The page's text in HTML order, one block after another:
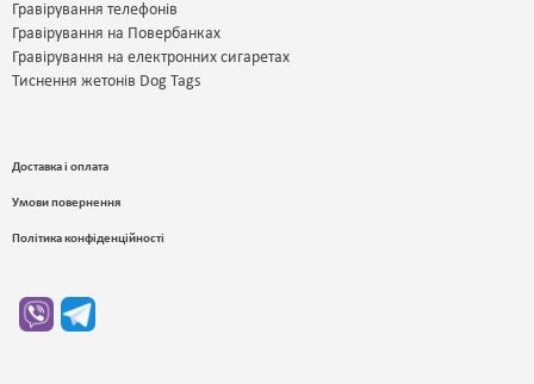
Гравірування телефонів
Гравірування на Повербанках
Гравірування на електронних сигаретах
Тиснення жетонів Dog Tags
Доставка і оплата
Умови повернення
Політика конфіденційності